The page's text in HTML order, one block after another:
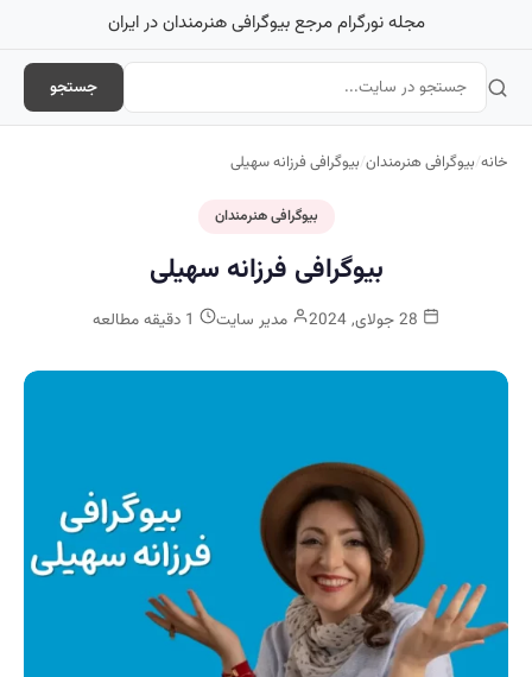
مجله نورگرام مرجع بیوگرافی هنرمندان در ایران
جستجو
خانه/بیوگرافی هنرمندان/بیوگرافی فرزانه سهیلی
بیوگرافی هنرمندان
بیوگرافی فرزانه سهیلی
مدیر سایت